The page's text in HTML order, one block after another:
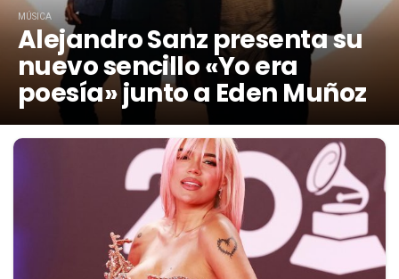
MÚSICA
Alejandro Sanz presenta su
nuevo sencillo «Yo era
poesía» junto a Eden Muñoz